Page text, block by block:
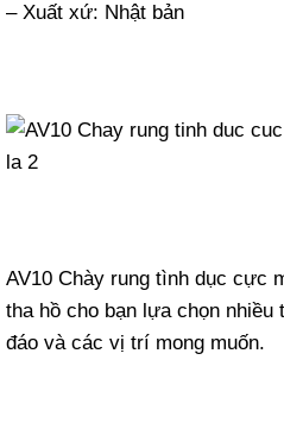
– Xuất xứ: Nhật bản
AV10 Chày rung tình dục cực
tha hồ cho bạn lựa chọn nhiều
đáo và các vị trí mong muốn.